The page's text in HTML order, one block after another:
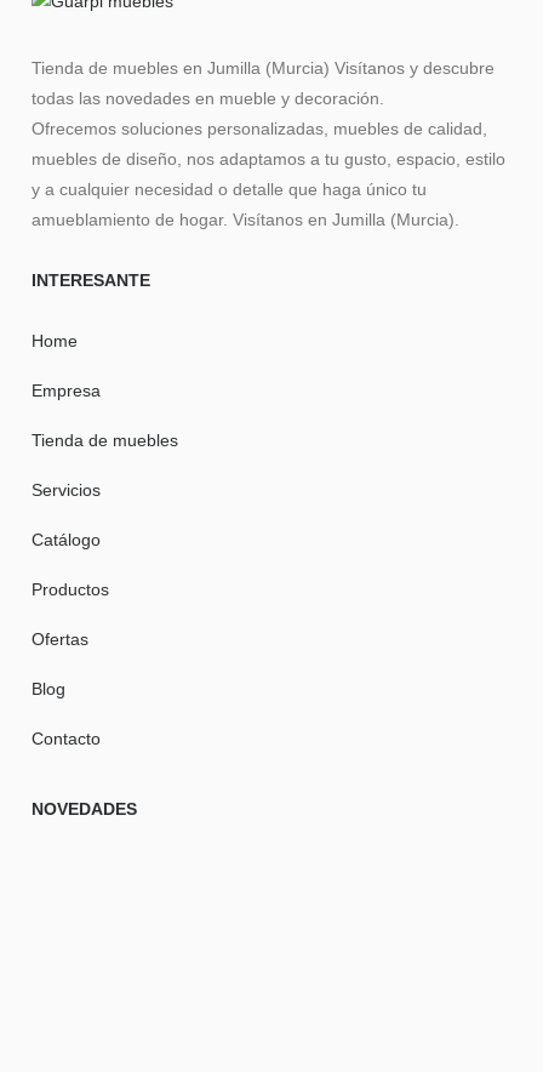
Tienda de muebles en Jumilla (Murcia) Visítanos y descubre
todas las novedades en mueble y decoración.
Ofrecemos soluciones personalizadas, muebles de calidad,
muebles de diseño, nos adaptamos a tu gusto, espacio, estilo
y a cualquier necesidad o detalle que haga único tu
amueblamiento de hogar. Visítanos en Jumilla (Murcia).
INTERESANTE
Home
Empresa
Tienda de muebles
Servicios
Catálogo
Productos
Ofertas
Blog
Contacto
NOVEDADES